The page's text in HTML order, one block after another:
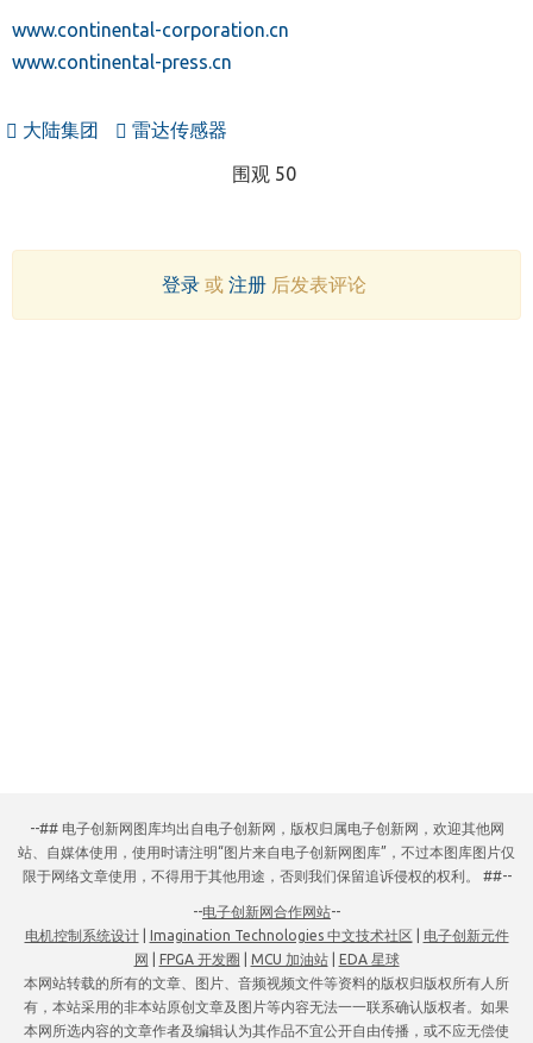
www.continental-corporation.cn
www.continental-press.cn
大陆集团 雷达传感器
围观 50
登录或 注册后发表评论
--## 电子创新网图库均出自电子创新网，版权归属电子创新网，欢迎其他网
站、自媒体使用，使用时请注明“图片来自电子创新网图库”，不过本图库图片仅
限于网络文章使用，不得用于其他用途，否则我们保留追诉侵权的权利。 ##--
--电子创新网合作网站--
电机控制系统设计| Imagination Technologies 中文技术社区
电子创新元件
网
FPGA 开发圈 MCU 加油站| EDA 星球
本网站转载的所有的文章、图片、音频视频文件等资料的版权归版权所有人所
有，本站采用的非本站原创文章及图片等内容无法一一联系确认版权者。如果
本网所选内容的文章作者及编辑认为其作品不宜公开自由传播，或不应无偿使